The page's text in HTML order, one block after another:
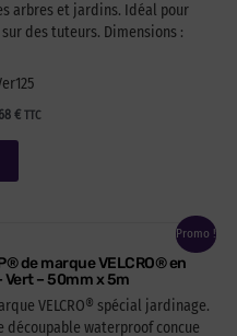
arbres et jardins. Idéal pour
des tuteurs. Dimensions :
€TTC
Promo !
de marque VELCRO® en
– 50mm x 5m
VELCRO® spécial jardinage.
découpable waterproof concue